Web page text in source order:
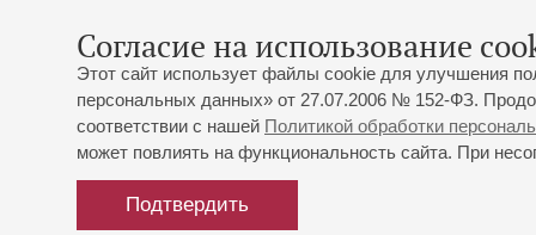
Согласие на использование
Этот сайт использует файлы cookie для улучшения
персональных данных» от 27.07.2006 № 152-ФЗ.
соответствии с нашей Политикой обработки
может повлиять на функциональность сайта. При
Подтвердить